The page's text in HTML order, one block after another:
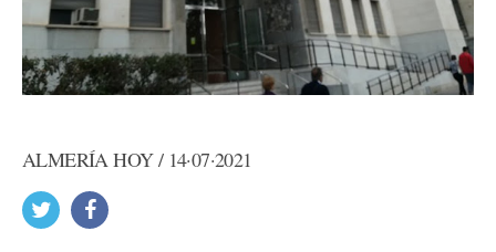
ALMERÍA HOY / 14·07·2021